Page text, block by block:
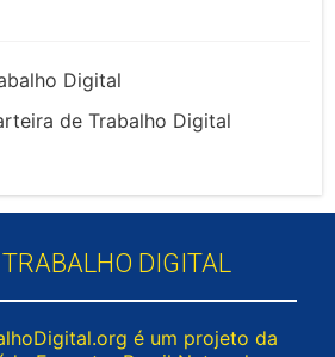
Digital
de Trabalho Digital
DIGITAL
é um projeto da